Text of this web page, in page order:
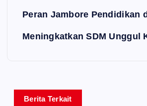
Peran Jambore Pendidikan
Meningkatkan SDM Unggul
Berita Terkait